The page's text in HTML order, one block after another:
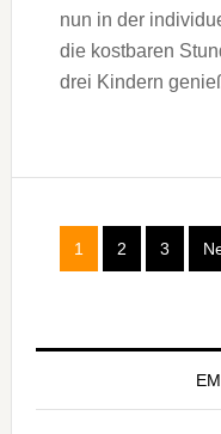
nun in der
die kostbaren
drei Kindern
1 2 3